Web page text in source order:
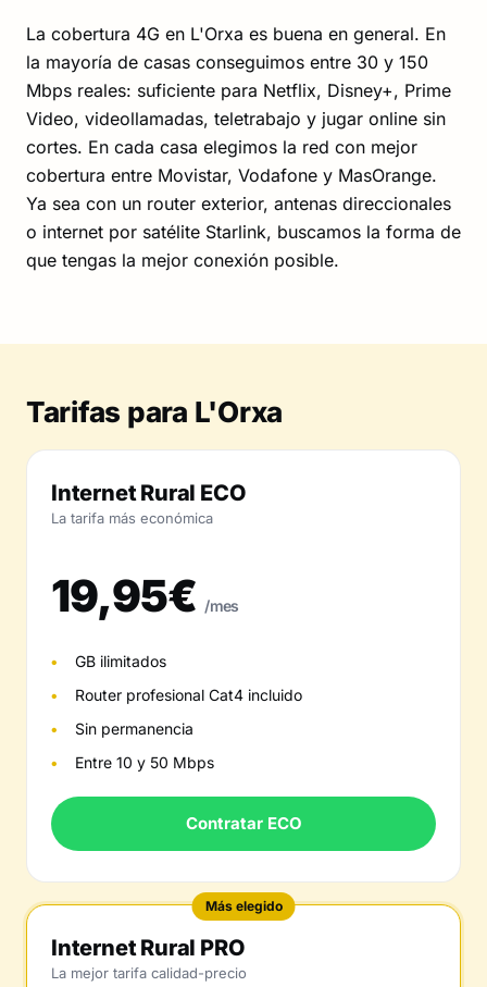
La cobertura 4G en L'Orxa es buena en general. En
la mayoría de casas conseguimos entre 30 y 150
Mbps reales: suficiente para Netflix, Disney+, Prime
Video, videollamadas, teletrabajo y jugar online sin
cortes. En cada casa elegimos la red con mejor
cobertura entre Movistar, Vodafone y MasOrange.
Ya sea con un router exterior, antenas direccionales
o internet por satélite Starlink, buscamos la forma de
que tengas la mejor conexión posible.
Tarifas para L'Orxa
Internet Rural ECO
La tarifa más económica
19,95€ /mes
GB ilimitados
Router profesional Cat4 incluido
Sin permanencia
Entre 10 y 50 Mbps
Contratar ECO
Más elegido
Internet Rural PRO
La mejor tarifa calidad-precio